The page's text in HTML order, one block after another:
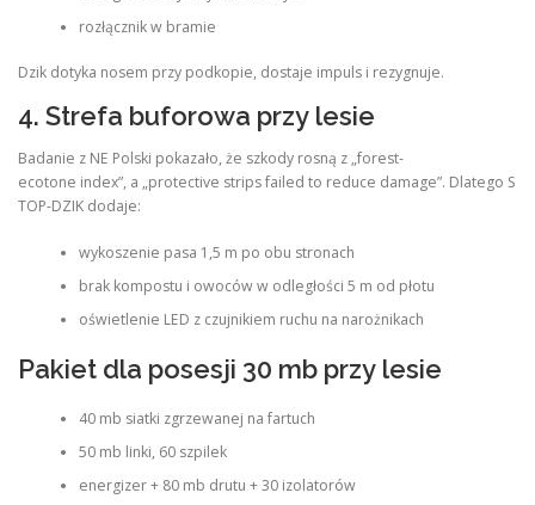
rozłącznik w bramie
Dzik dotyka nosem przy podkopie, dostaje impuls i rezygnuje.
4. Strefa buforowa przy lesie
Badanie z NE Polski pokazało, że szkody rosną z „forest-
ecotone index”, a „protective strips failed to reduce damage”. Dlatego S
TOP-DZIK dodaje:
wykoszenie pasa 1,5 m po obu stronach
brak kompostu i owoców w odległości 5 m od płotu
oświetlenie LED z czujnikiem ruchu na narożnikach
Pakiet dla posesji 30 mb przy lesie
40 mb siatki zgrzewanej na fartuch
50 mb linki, 60 szpilek
energizer + 80 mb drutu + 30 izolatorów